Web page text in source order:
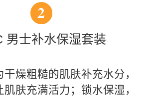
2
男士补水保湿套装
燥粗糙的肌肤补充水分，
肤充满活力；锁水保湿，